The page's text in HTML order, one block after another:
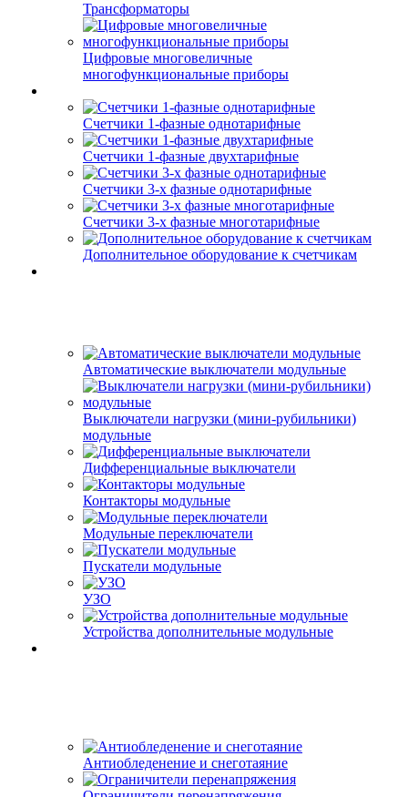
Трансформаторы
Цифровые многовеличные
многофункциональные приборы
Счетчики 1-фазные однотарифные
Счетчики 1-фазные двухтарифные
Счетчики 3-х фазные однотарифные
Счетчики 3-х фазные многотарифные
Дополнительное оборудование к счетчикам
Автоматические выключатели модульные
Выключатели нагрузки (мини-рубильники)
модульные
Дифференциальные выключатели
Контакторы модульные
Модульные переключатели
Пускатели модульные
УЗО
Устройства дополнительные модульные
Антиобледенение и снеготаяние